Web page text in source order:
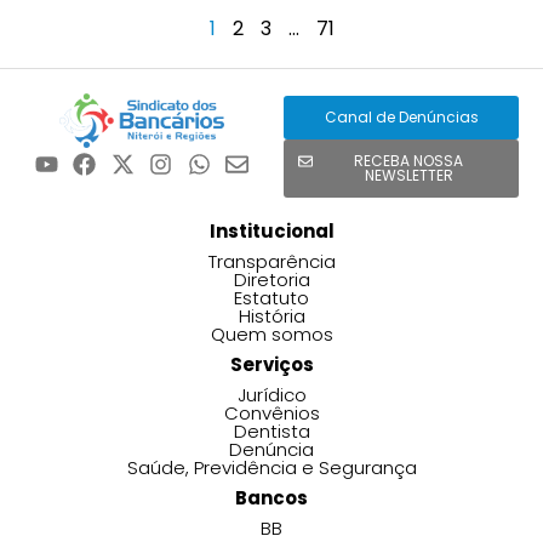
1 2 3 … 71
Canal de Denúncias
RECEBA NOSSA
NEWSLETTER
Institucional
Transparência
Diretoria
Estatuto
História
Quem somos
Serviços
Jurídico
Convênios
Dentista
Denúncia
Saúde, Previdência e Segurança
Bancos
BB